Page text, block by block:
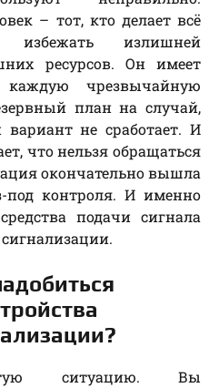
– тот, кто делает всё
избежать излишней
ресурсов. Он имеет
чрезвычайную
план на случай,
не сработает. И
что нельзя обращаться
окончательно вышла
контроля. И именно
подачи сигнала
ситуацию. Вы